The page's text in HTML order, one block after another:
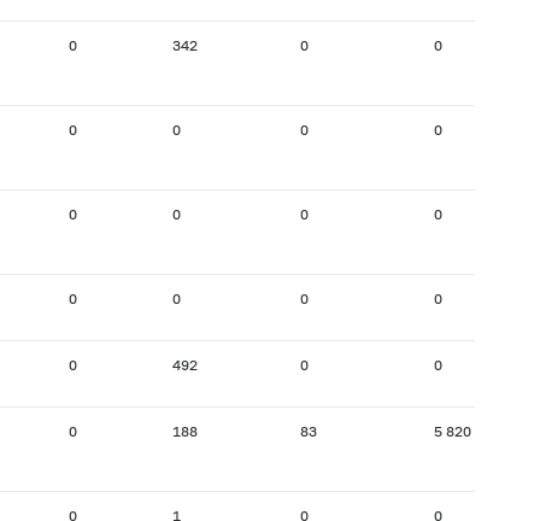
0 342 0 0
0 0 0 0
0 0 0 0
0 0 0 0
0 492 0 0
0 188 83 5 820
0 1 0 0